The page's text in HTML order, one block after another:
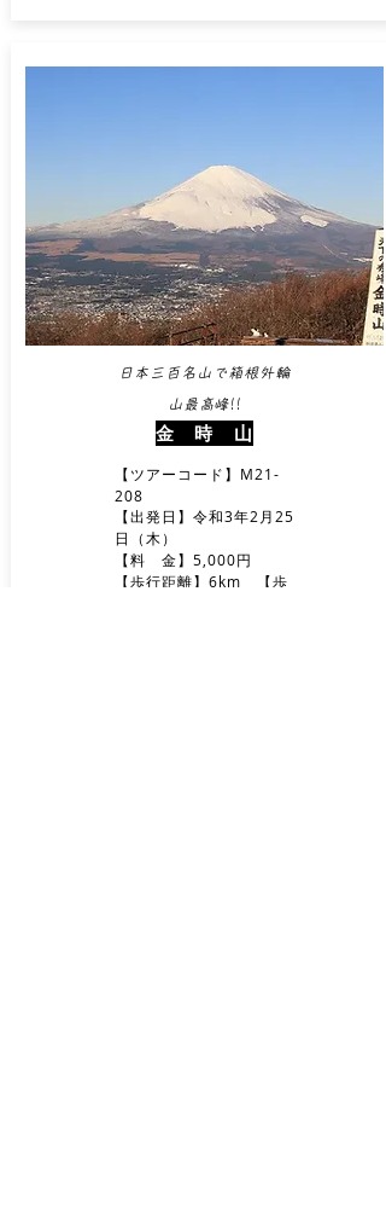
日本三百名山で箱根外輪
山最高峰!!
金 時 山
【ツアーコード】M21-
208
【出発日】令和3年2月25
日（木）
【料 金】5,000円
【歩行距離】6km 【歩